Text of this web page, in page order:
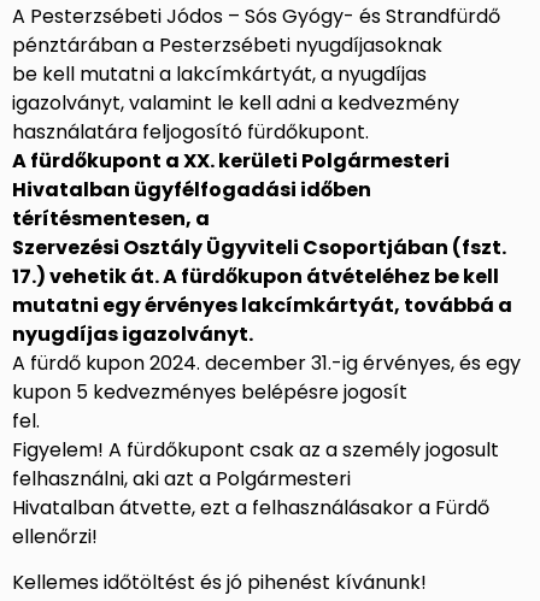
A Pesterzsébeti Jódos – Sós Gyógy- és Strandfürdő
pénztárában a Pesterzsébeti nyugdíjasoknak
be kell mutatni a lakcímkártyát, a nyugdíjas
igazolványt, valamint le kell adni a kedvezmény
használatára feljogosító fürdőkupont.
A fürdőkupont a XX. kerületi Polgármesteri
Hivatalban ügyfélfogadási időben
térítésmentesen, a
Szervezési Osztály Ügyviteli Csoportjában (fszt.
17.) vehetik át. A fürdőkupon átvételéhez be kell
mutatni egy érvényes lakcímkártyát, továbbá a
nyugdíjas igazolványt.
A fürdő kupon 2024. december 31.-ig érvényes, és egy
kupon 5 kedvezményes belépésre jogosít
fel.
Figyelem! A fürdőkupont csak az a személy jogosult
felhasználni, aki azt a Polgármesteri
Hivatalban átvette, ezt a felhasználásakor a Fürdő
ellenőrzi!
Kellemes időtöltést és jó pihenést kívánunk!